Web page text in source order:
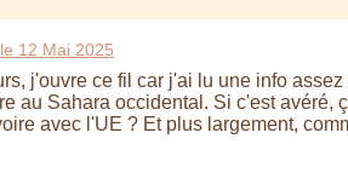
12 Mai 2025
j'ouvre ce fil car j'ai lu une info
au Sahara occidental. Si c'est
avec l'UE ? Et plus largement,